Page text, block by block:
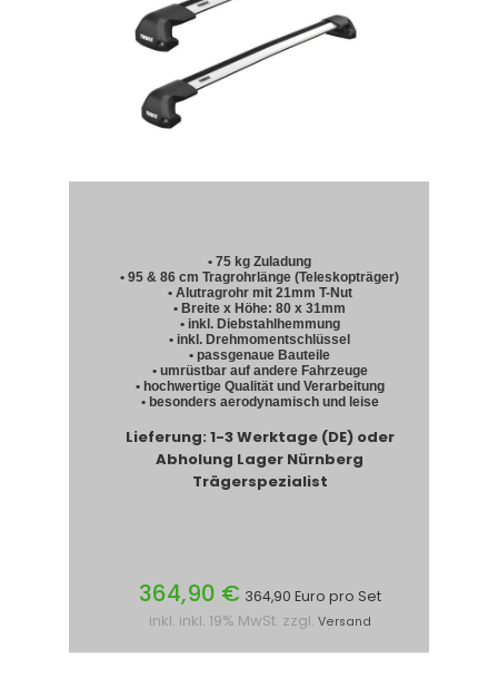
• 75 kg Zuladung
• 95 & 86 cm Tragrohrlänge (Teleskopträger)
• Alutragrohr mit 21mm T-Nut
• Breite x Höhe: 80 x 31mm
• inkl. Diebstahlhemmung
• inkl. Drehmomentschlüssel
• passgenaue Bauteile
• umrüstbar auf andere Fahrzeuge
• hochwertige Qualität und Verarbeitung
• besonders aerodynamisch und leise
Lieferung: 1-3 Werktage (DE) oder
Abholung Lager Nürnberg
Trägerspezialist
364,90 € 364,90 Euro pro Set
inkl. inkl. 19% MwSt. zzgl. Versand